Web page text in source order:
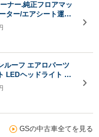
ナー.純正フロアマッ
ター/エアシート運転
ステアリングヒータ
ーザー.後席カーテ
ルーフ エアロパーツ
LEDヘッドライト エ
GSの中古車全てを見る